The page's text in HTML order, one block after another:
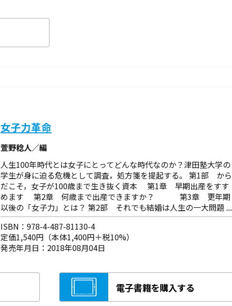
女子力革命
萱野稔人／編
人生100年時代とは女子にとってどんな時代なのか？津田塾大学の
学生が身に迫る危機として調査，処方箋を提起する。 第1部 から
だこそ，女子が100歳まで生き抜く資本 第1章 早期出産をすす
めます 第2章 何歳まで出産できますか？ 第3章 更年期
以後の「女子力」とは？ 第2部 それでも結婚は人生の一大問題 ...
ISBN：978-4-487-81130-4
定価1,540円（本体1,400円＋税10%）
発売年月日：2018年08月04日
電子書籍を購入する